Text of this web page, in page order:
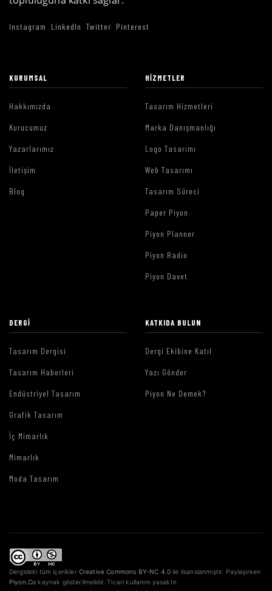
Instagram LinkedIn Twitter Pinterest
KURUMSAL
Hakkımızda
Kurucumuz
Yazarlarımız
İletişim
Blog
HIZMETLER
Tasarım Hizmetleri
Marka Danışmanlığı
Logo Tasarımı
Web Tasarımı
Tasarım Süreci
Paper Piyon
Piyon Planner
Piyon Radio
Piyon Davet
DERGI
Tasarım Dergisi
Tasarım Haberleri
Endüstriyel Tasarım
Grafik Tasarım
İç Mimarlık
Mimarlık
Moda Tasarım
KATKIDA BULUN
Dergi Ekibine Katıl
Yazı Gönder
Piyon Ne Demek?
Dergideki tüm içerikler Creative Commons BY-NC 4.0 ile lisanslanmıştır. Paylaşırken
Piyon.Co kaynak gösterilmelidir. Ticari kullanım yasaktır.